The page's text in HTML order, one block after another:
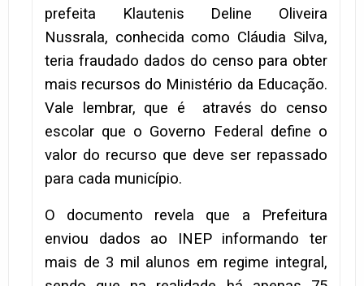
prefeita Klautenis Deline Oliveira
Nussrala, conhecida como Cláudia Silva,
teria fraudado dados do censo para obter
mais recursos do Ministério da Educação.
Vale lembrar, que é através do censo
escolar que o Governo Federal define o
valor do recurso que deve ser repassado
para cada município.
O documento revela que a Prefeitura
enviou dados ao INEP informando ter
mais de 3 mil alunos em regime integral,